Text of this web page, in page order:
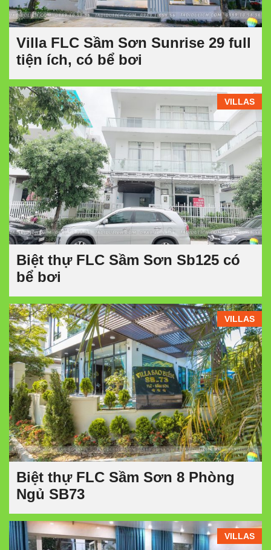
Villa FLC Sầm Sơn Sunrise 29 full
tiện ích, có bể bơi
VILLAS
Biệt thự FLC Sầm Sơn Sb125 có
bể bơi
VILLAS
Biệt thự FLC Sầm Sơn 8 Phòng
Ngủ SB73
VILLAS